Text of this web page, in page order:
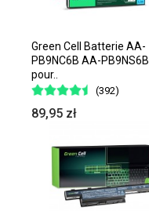
Green Cell Batterie AA-
PB9NC6B AA-PB9NS6B
pour..
(392)
89,95 zł